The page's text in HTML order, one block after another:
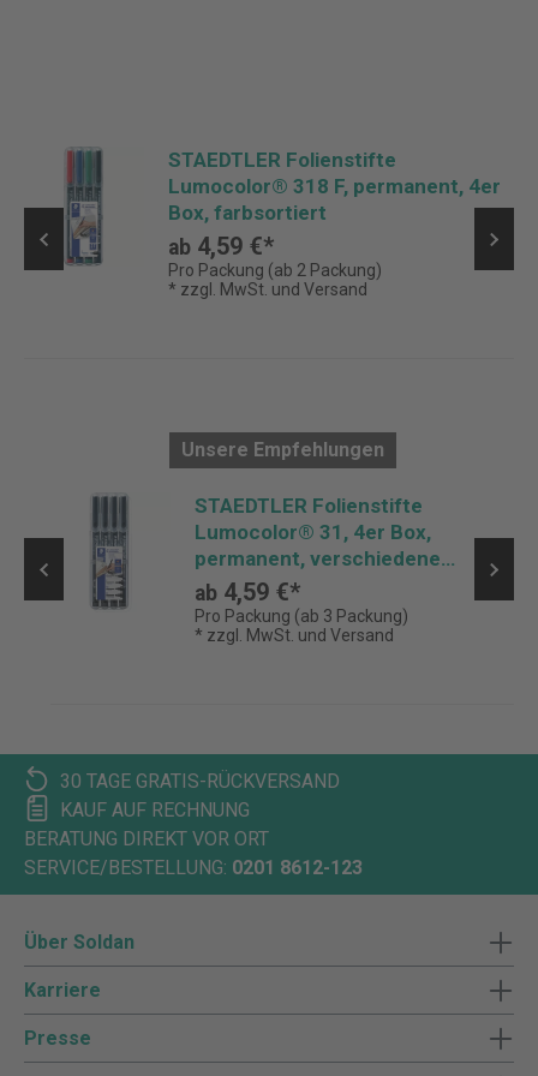
STAEDTLER Folienstifte
Lumocolor® 318 F, permanent, 4er
Box, farbsortiert
ab 4,59 €*
Pro Packung (ab 2 Packung)
* zzgl. MwSt. und Versand
Unsere Empfehlungen
STAEDTLER Folienstifte
Lumocolor® 31, 4er Box,
permanent, verschiedene
Breiten
ab 4,59 €*
Pro Packung (ab 3 Packung)
* zzgl. MwSt. und Versand
30 TAGE GRATIS-RÜCKVERSAND
KAUF AUF RECHNUNG
BERATUNG DIREKT VOR ORT
SERVICE/BESTELLUNG: 0201 8612-123
Über Soldan
Karriere
Presse